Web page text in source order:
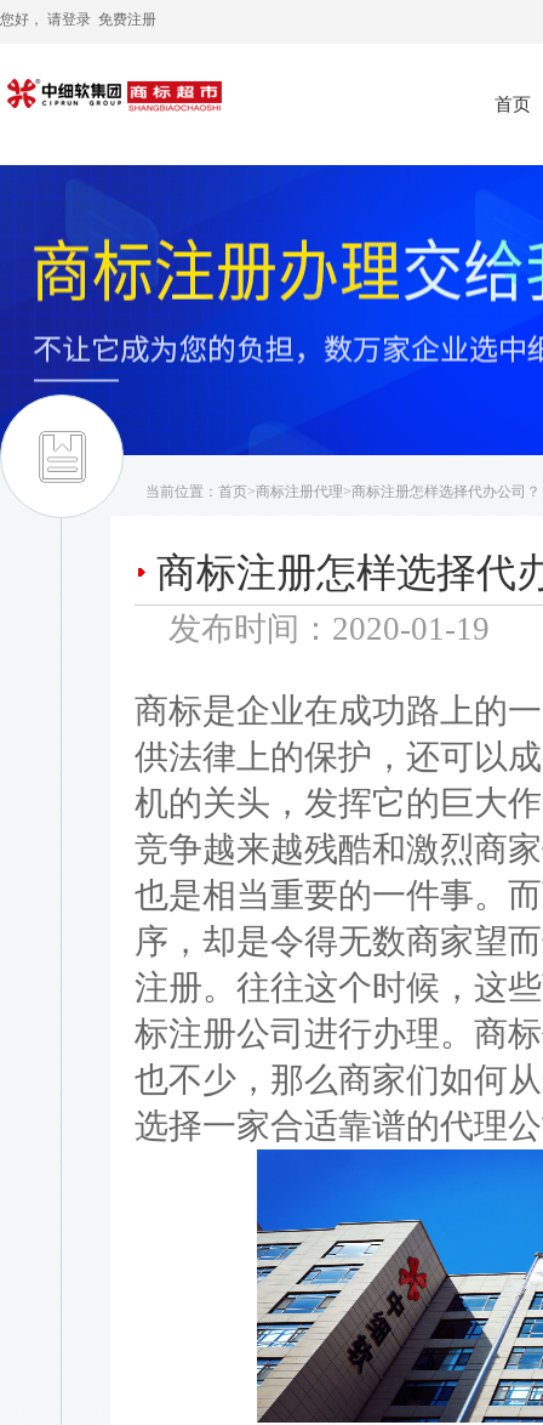
您好， 请登录 免费注册
首页
当前位置： 首页>商标注册代理>商标注册怎样选择代办公司？
商标注册怎样选择代
发布时间：2020-01-19
商标是企业在成功路上的
供法律上的保护，还可以
机的关头，发挥它的巨大
竞争越来越残酷和激烈商
也是相当重要的一件事。
序，却是令得无数商家望
注册。往往这个时候，这
标注册公司进行办理。商
也不少，那么商家们如何
选择一家合适靠谱的代理